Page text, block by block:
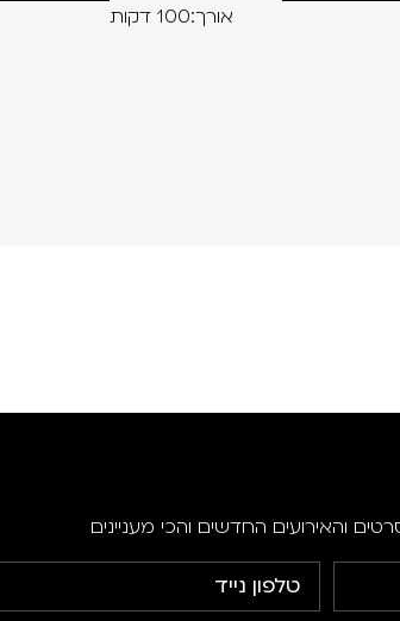
אורך:100 דקות
והאירועים החדשים והכי מעניינים